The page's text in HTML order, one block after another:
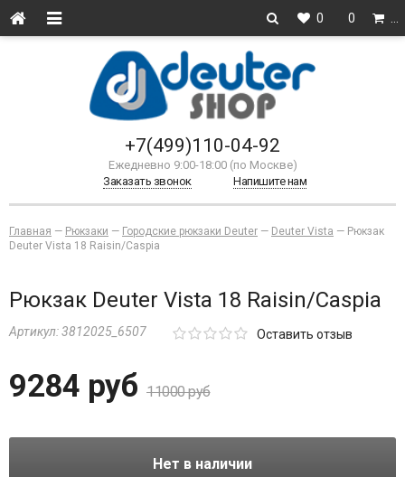
0 0
+7(499)110-04-92
Ежедневно 9:00-18:00 (по Москве)
Заказать звонок
Напишите нам
Главная — Рюкзаки — Городские рюкзаки Deuter — Deuter Vista — Рюкзак
Deuter Vista 18 Raisin/Caspia
Рюкзак Deuter Vista 18 Raisin/Caspia
Артикул:3812025_6507 Оставить отзыв
9284 руб 11000 руб
Нет в наличии